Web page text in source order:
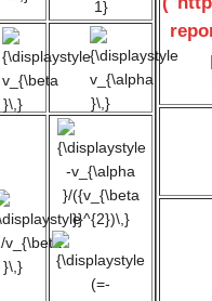
{\displaystyle
v_{\beta }\,}
{\displaystyle
v_{\alpha }\,}
1/v_{\beta
}\,}
{\displaystyle
-v_{\alpha
}/({v_{\beta
}}^{2})\,}
{\displaystyle
(=-
v_{k}/v_{\beta